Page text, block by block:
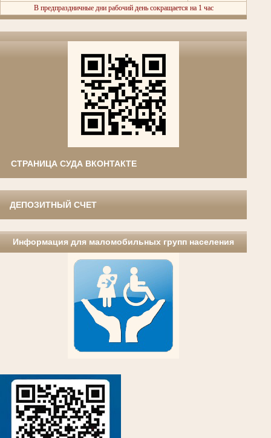
В предпраздничные дни рабочий день сокращается на 1 час
СТРАНИЦА СУДА ВКОНТАКТЕ
ДЕПОЗИТНЫЙ СЧЕТ
Информация для маломобильных групп населения